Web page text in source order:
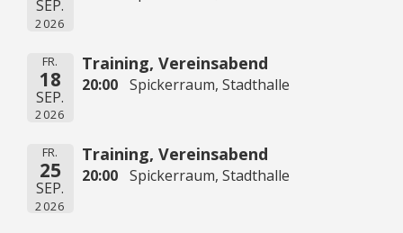
SEP.
2026
FR.
18
SEP.
2026
Training, Vereinsabend
20:00 Spickerraum, Stadthalle
FR.
25
SEP.
2026
Training, Vereinsabend
20:00 Spickerraum, Stadthalle